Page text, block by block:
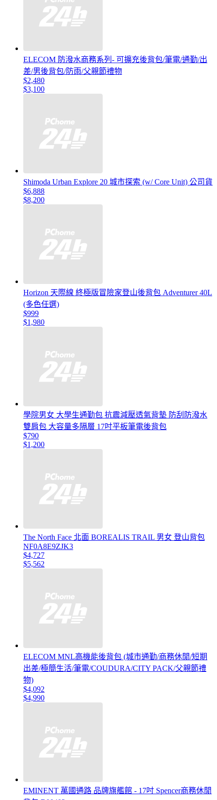
ELECOM 防潑水商務系列- 可擴充後背包/筆電/通勤/出
差/男後背包/防雨/父親節禮物
$2,480
$3,100
Shimoda Urban Explore 20 城市探索 (w/ Core Unit) 公司貨
$6,888
$8,200
Horizon 天際線 終極版冒險家登山後背包 Adventurer 40L
(多色任選)
$999
$1,980
學院男女 大學生通勤包 抗震減壓透氣背墊 防刮防潑水
雙肩包 大容量多隔層 17吋平板筆電後背包
$790
$1,200
The North Face 北面 BOREALIS TRAIL 男女 登山背包
NF0A8E9ZJK3
$4,727
$5,562
ELECOM MNL高機能後背包 (城市通勤/商務休閒/短期
出差/極簡生活/筆電/COUDURA/CITY PACK/父親節禮
物)
$4,092
$4,990
EMINENT 萬國通路 品牌旗艦館 - 17吋 Spencer商務休閒